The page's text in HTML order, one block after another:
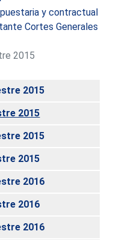
y contractual
Cortes Generales
2015
2015
2015
2015
2015
2016
2016
2016